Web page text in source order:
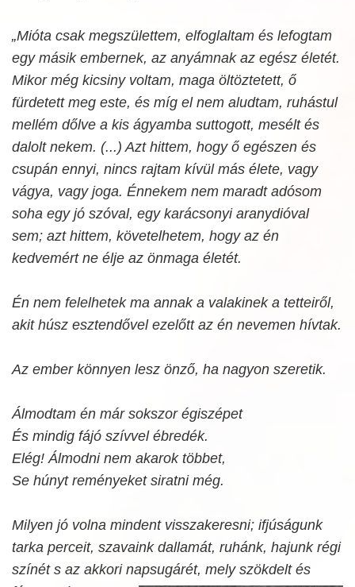
„Mióta csak megszülettem, elfoglaltam és lefogtam
egy másik embernek, az anyámnak az egész életét.
Mikor még kicsiny voltam, maga öltöztetett, ő
fürdetett meg este, és míg el nem aludtam, ruhástul
mellém dőlve a kis ágyamba suttogott, mesélt és
dalolt nekem. (...) Azt hittem, hogy ő egészen és
csupán ennyi, nincs rajtam kívül más élete, vagy
vágya, vagy joga. Énnekem nem maradt adósom
soha egy jó szóval, egy karácsonyi aranydióval
sem; azt hittem, követelhetem, hogy az én
kedvemért ne élje az önmaga életét.
Én nem felelhetek ma annak a valakinek a tetteiről,
akit húsz esztendővel ezelőtt az én nevemen hívtak.
Az ember könnyen lesz önző, ha nagyon szeretik.
Álmodtam én már sokszor égiszépet
És mindig fájó szívvel ébredék.
Elég! Álmodni nem akarok többet,
Se húnyt reményeket siratni még.
Milyen jó volna mindent visszakeresni; ifjúságunk
tarka perceit, szavaink dallamát, ruhánk, hajunk régi
színét s az akkori napsugárét, mely szökdelt és